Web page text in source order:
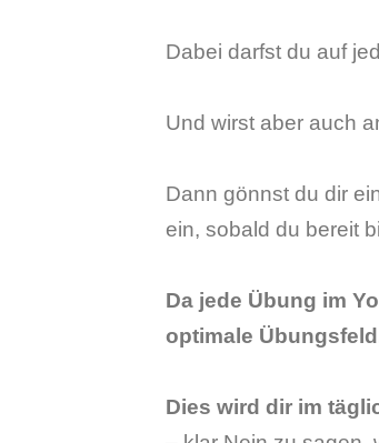
Dabei darfst du auf
Und wirst aber auch
Dann gönnst du dir
ein, sobald du bereit
Da jede Übung im
optimale
Dies wird dir im